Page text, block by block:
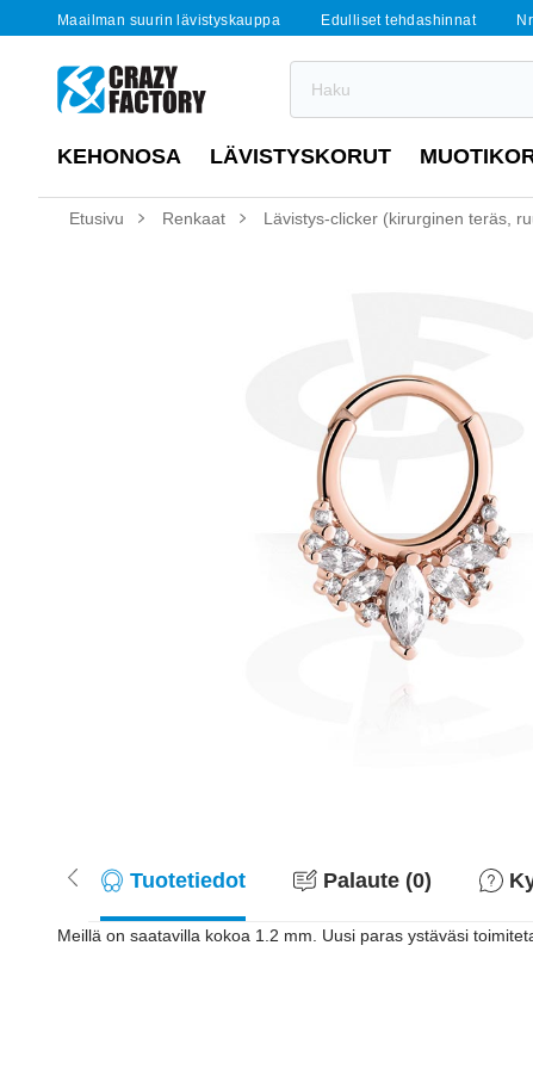
Maailman suurin lävistyskauppa Edulliset tehdashinnat
KEHONOSA LÄVISTYSKORUT
Etusivu Renkaat Lävistys-clicker (kirurginen teräs,
Tuotetiedot Palaute (0)
Meillä on saatavilla kokoa 1.2 mm. Uusi paras ystäväsi